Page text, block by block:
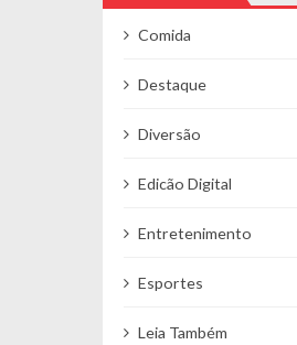
Comida
Destaque
Diversão
Edicão Digital
Entretenimento
Esportes
Leia Também